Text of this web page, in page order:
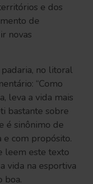
e dos
de
novas
no litoral
“Como
leva a vida mais
bastante sobre
é sinônimo de
e com propósito.
leem este texto
vida na esportiva
boa.